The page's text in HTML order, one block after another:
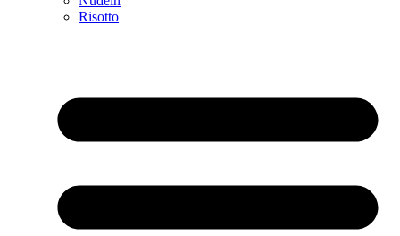
Risotto